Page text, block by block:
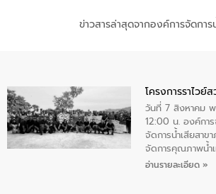
ข่าวสารล่าสุดจากองค์การจัดการ
โครงการราไวย์
วันที่ 7 สิงหาคม
12:00 น. องค์กา
จัดการน้ำเสียสา
จัดการคุณภาพน้ำเ
ร่วมโครงการราไว
อ่านรายละเอียด »